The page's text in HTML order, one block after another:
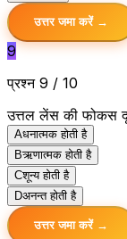
उत्तर जमा करें →
9
प्रश्न 9 / 10
उत्तल लेंस की फोकस
Aधनात्मक होती है
Bऋणात्मक होती है
Cशून्य होती है
Dअनन्त होती है
उत्तर जमा करें →